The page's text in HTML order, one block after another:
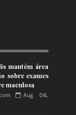
mantém área
sobre exames
maculosa
Aug 06,